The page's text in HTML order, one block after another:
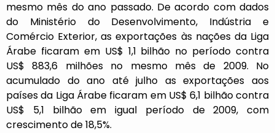
mesmo mês do ano passado. De acordo com dados
do Ministério do Desenvolvimento, Indústria e
Comércio Exterior, as exportações às nações da Liga
Árabe ficaram em US$ 1,1 bilhão no período contra
US$ 883,6 milhões no mesmo mês de 2009. No
acumulado do ano até julho as exportações aos
países da Liga Árabe ficaram em US$ 6,1 bilhão contra
US$ 5,1 bilhão em igual período de 2009, com
crescimento de 18,5%.